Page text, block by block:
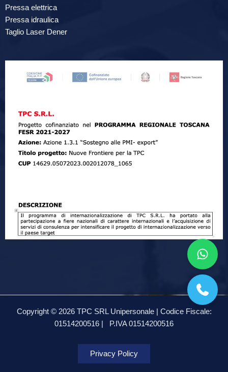
Pressa elettrica
Pressa idraulica
Taglio Laser Dener
Copyright © 2026 TPC SRL Unipersonale | Codice Fiscale:
01514200516 |
P.IVA 01514200516
Privacy Policy